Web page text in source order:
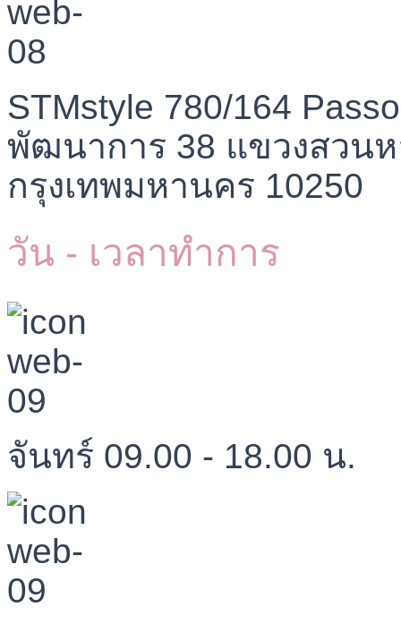
STMstyle 780/164
พัฒนาการ 38 แขวงสวน
กรุงเทพมหานคร 10250
วัน - เวลาทำการ
จันทร์ 09.00 - 18.00 น.